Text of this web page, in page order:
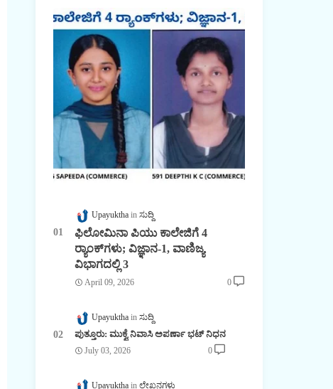
Upayuktha ಸುದ್ದಿ
ಫಿಲೋಮಿನಾ ಪಿಯು ಕಾಲೇಜಿಗೆ 4
ರ್‍ಯಾಂಕ್‌ಗಳು; ವಿಜ್ಞಾನ-1, ವಾಣಿಜ್ಯ
ವಿಭಾಗದಲ್ಲಿ 3
April 09, 2026 0
Upayuktha ಸುದ್ದಿ
ಪುತ್ತೂರು: ಮುಕ್ವೆ ನಿವಾಸಿ ಅಪರ್ಣಾ ಭಟ್ ನಿಧನ
July 03, 2026 0
Upayuktha ಲೇಖನಗಳು